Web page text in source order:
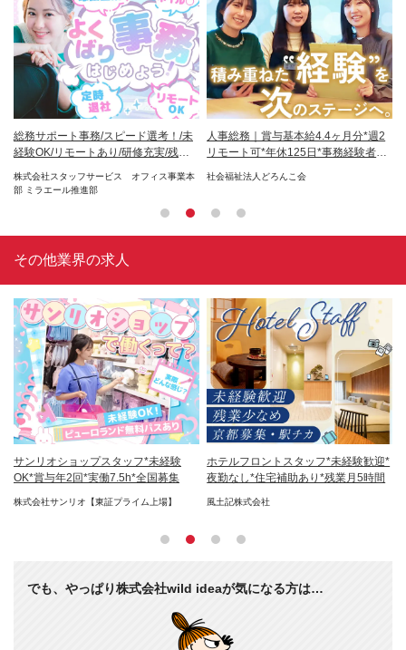
総務サポート事務/スピード選考！/未
経験OK/リモートあり/研修充実/残業
株式会社スタッフサービス オフィス事業本
部 ミラエール推進部
人事総務｜賞与基本給4.4ヶ月分*週2
リモート可*年休125日*事務経験者優
社会福祉法人どろんこ会
その他業界の求人
サンリオショップスタッフ*未経験
OK*賞与年2回*実働7.5h*全国募集
株式会社サンリオ【東証プライム上場】
ホテルフロントスタッフ*未経験歓迎*
夜勤なし*住宅補助あり*残業月5時間
風土記株式会社
でも、やっぱり株式会社wild ideaが気になる方は…